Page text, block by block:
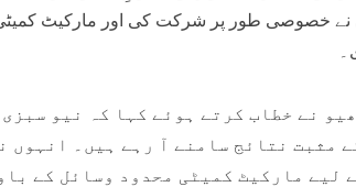
خصوصی طور پر شرکت کی اور مارکیٹ کمیٹی
نے خطاب کرتے ہوئے کہا کہ نیو
مثبت نتائج سامنے آ رہے ہیں۔ انہوں
لیے مارکیٹ کمیٹی محدود وسائل کے